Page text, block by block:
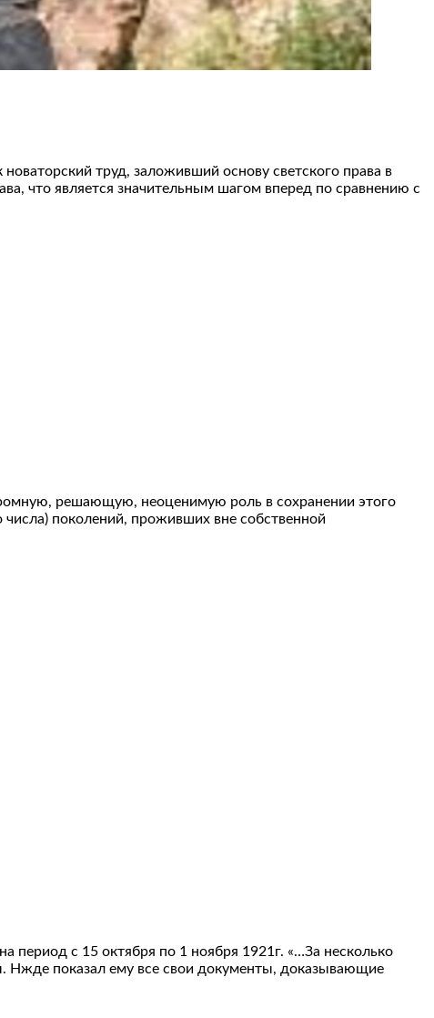
труд, заложивший основу светского права в
что является значительным шагом вперед по сравнению с
решающую, неоценимую роль в сохранении этого
поколений, проживших вне собственной
период с 15 октября по 1 ноября 1921г. «…За несколько
Нжде показал ему все свои документы, доказывающие